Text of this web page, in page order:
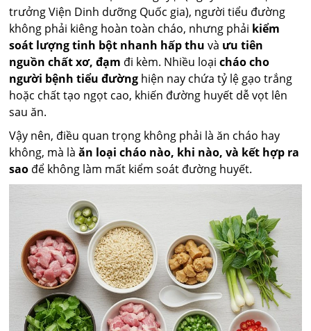
trưởng Viện Dinh dưỡng Quốc gia), người tiểu đường
không phải kiêng hoàn toàn cháo, nhưng phải kiểm
soát lượng tinh bột nhanh hấp thu và ưu tiên
nguồn chất xơ, đạm đi kèm. Nhiều loạicháo cho
người bệnh tiểu đường hiện nay chứa tỷ lệ gạo trắng
hoặc chất tạo ngọt cao, khiến đường huyết dễ vọt lên
sau ăn.
Vậy nên, điều quan trọng không phải là ăn cháo hay
không, mà làăn loại cháo nào, khi nào, và kết hợp ra
sao để không làm mất kiểm soát đường huyết.